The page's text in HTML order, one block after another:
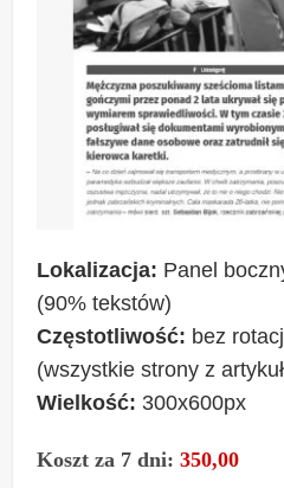
Lokalizacja: Panel
(90% tekstów)
Częstotliwość: bez
(wszystkie strony z
Wielkość: 300x600px
Koszt za 7 dni:350,00